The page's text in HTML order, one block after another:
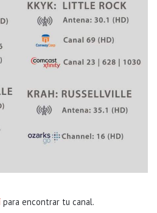
para encontrar tu canal.